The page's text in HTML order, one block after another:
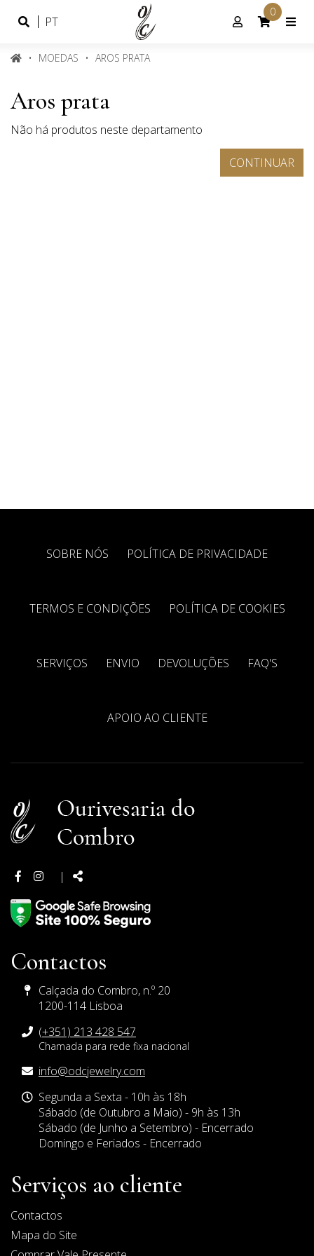
Idioma
PT
Conta
0
MOEDAS AROS PRATA
Aros prata
Não há produtos neste departamento
CONTINUAR
SOBRE NÓS POLÍTICA DE PRIVACIDADE
TERMOS E CONDIÇÕES POLÍTICA DE COOKIES
SERVIÇOS ENVIO DEVOLUÇÕES FAQ'S
APOIO AO CLIENTE
FacebookInstagram
| Partilhar:
Contactos
Calçada do Combro, n.º 20
1200-114 Lisboa
(+351) 213 428 547
Chamada para rede fixa nacional
E-
info@odcjewelry.com
Horário
de
Funcionamento
Segunda a Sexta - 10h às 18h
Sábado (de Outubro a Maio) - 9h às 13h
Sábado (de Junho a Setembro) - Encerrado
Domingo e Feriados - Encerrado
Serviços ao cliente
Contactos
Mapa do Site